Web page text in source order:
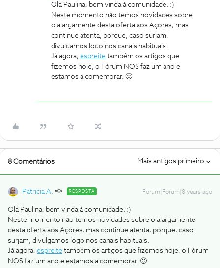
Olá Paulina, bem vinda à comunidade. :)
Neste momento não temos novidades sobre
o alargamente desta oferta aos Açores, mas
continue atenta, porque, caso surjam,
divulgamos logo nos canais habituais.
Já agora, espreite também os artigos que
fizemos hoje, o Fórum NOS faz um ano e
estamos a comemorar. 🙂
8 Comentários Mais antigos primeiro
Patricia A. RESPOSTA Forum|Forum|8 years ago
Olá Paulina, bem vinda à comunidade. :)
Neste momento não temos novidades sobre o alargamente
desta oferta aos Açores, mas continue atenta, porque, caso
surjam, divulgamos logo nos canais habituais.
Já agora, espreite também os artigos que fizemos hoje, o Fórum
NOS faz um ano e estamos a comemorar. 🙂